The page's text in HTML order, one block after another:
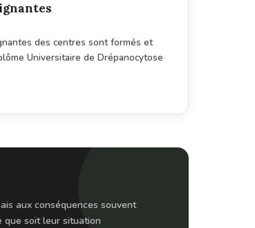
des centres sont formés et
Universitaire de Drépanocytose
aux conséquences souvent
que soit leur situation